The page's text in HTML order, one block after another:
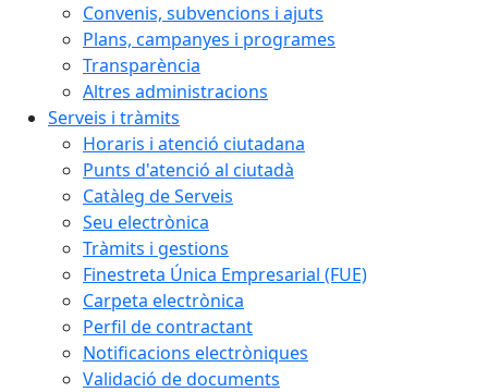
Convenis, subvencions i ajuts
Plans, campanyes i programes
Transparència
Altres administracions
Serveis i tràmits
Horaris i atenció ciutadana
Punts d'atenció al ciutadà
Catàleg de Serveis
Seu electrònica
Tràmits i gestions
Finestreta Única Empresarial (FUE)
Carpeta electrònica
Perfil de contractant
Notificacions electròniques
Validació de documents